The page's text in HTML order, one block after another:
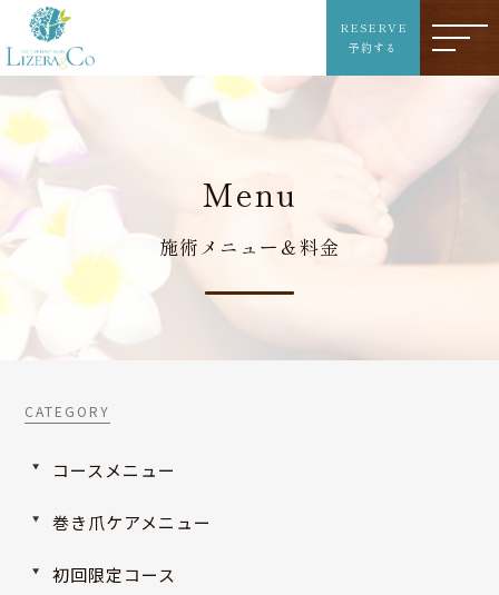
RESERVE
予約する
Menu
施術メニュー＆料金
コースメニュー
巻き爪ケアメニュー
初回限定コース